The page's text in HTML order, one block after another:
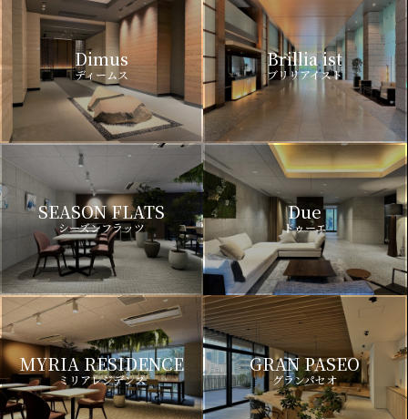
Dimus
ディームス
Brillia ist
ブリリアイスト
SEASON FLATS
シーズンフラッツ
Due
ドゥーエ
MYRIA RESIDENCE
ミリアレジデンス
GRAN PASEO
グランパセオ